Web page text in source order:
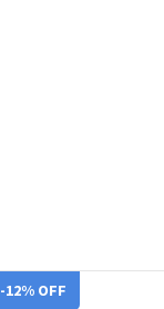
-12% OFF